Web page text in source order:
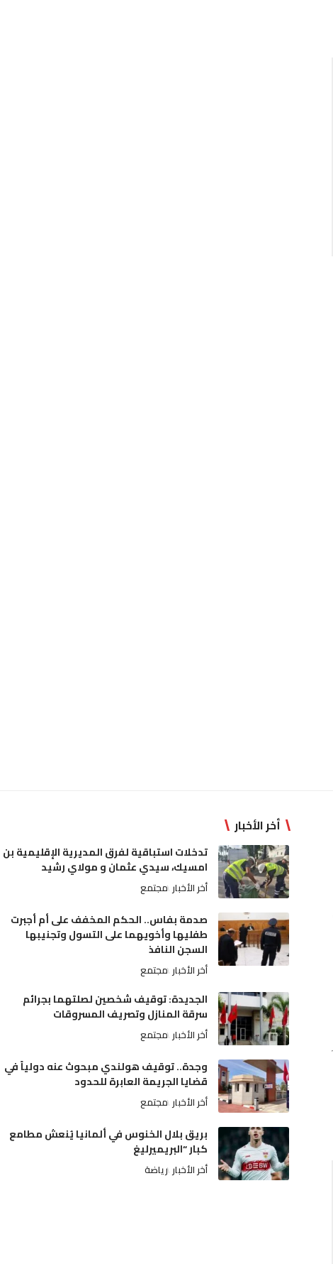
أخر الأخبار
تدخلات استباقية لفرق المديرية الإقليمية بن
امسيك، سيدي عثمان و مولاي رشيد
أخر الأخبار مجتمع
صدمة بفاس.. الحكم المخفف على أم أجبرت
طفليها وأخويهما على التسول وتجنيبها
السجن النافذ
أخر الأخبار مجتمع
الجديدة: توقيف شخصين لصلتهما بجرائم
سرقة المنازل وتصريف المسروقات
أخر الأخبار مجتمع
وجدة.. توقيف هولندي مبحوث عنه دولياً في
قضايا الجريمة العابرة للحدود
أخر الأخبار مجتمع
بريق بلال الخنوس في ألمانيا يُنعش مطامع
كبار “البريميرليغ
أخر الأخبار رياضة